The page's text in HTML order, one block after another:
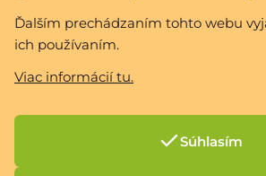
Ďalším prechádzaním tohto webu
ich používaním.
Viac informácií tu.
Súhlasím
Vytvoril Shoptet Premium
Copyright 2026
PCexpres.sk
cookies